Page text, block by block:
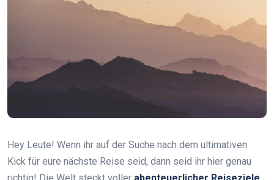
Hey Leute! Wenn ihr auf der Suche nach dem ultimativen
Kick für eure nächste Reise seid, dann seid ihr hier genau